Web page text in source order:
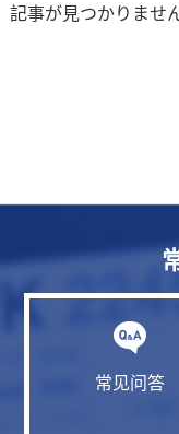
記事が見つかりませ
常见问答